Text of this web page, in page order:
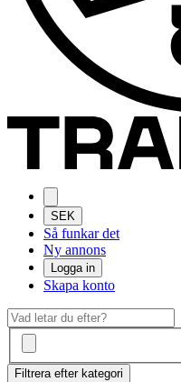
SEK
Så funkar det
Ny annons
Logga in
Skapa konto
Filtrera efter kategori